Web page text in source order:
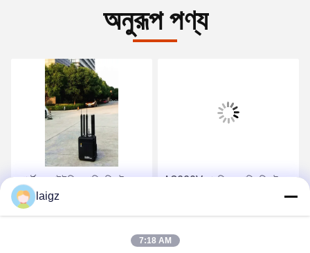
অনুরূপ পণ্য
পোর্টেবল আইইডি জ্যামিং সিস্টেম
20MHz-6GHz ওয়িকি টিকি ব্যান্ড
সঙ্গে ওয়ার্কিং ফ্রিকোয়েন্সি
AC220V সামরিক জ্যামিং সিস্টেম,
জ্যামিং দূরত্ব
laigz
7:18 AM